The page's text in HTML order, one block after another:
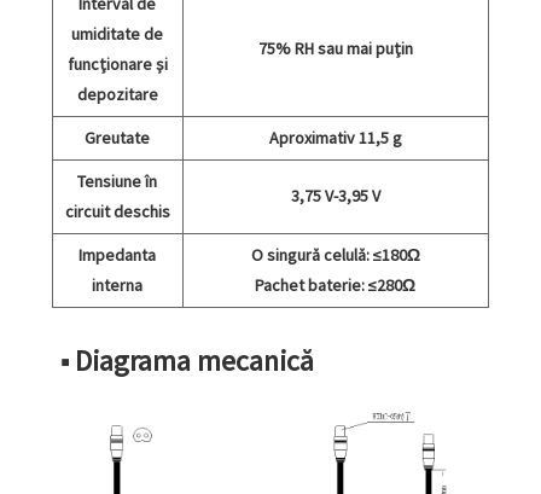
umiditate de
funcționare și
depozitare
75% RH sau mai puțin
Greutate
Aproximativ 11,5 g
Tensiune în
circuit deschis
3,75 V-3,95 V
Impedanta
interna
O singură celulă: ≤180Ω
Pachet baterie: ≤280Ω
■ Diagrama mecanică